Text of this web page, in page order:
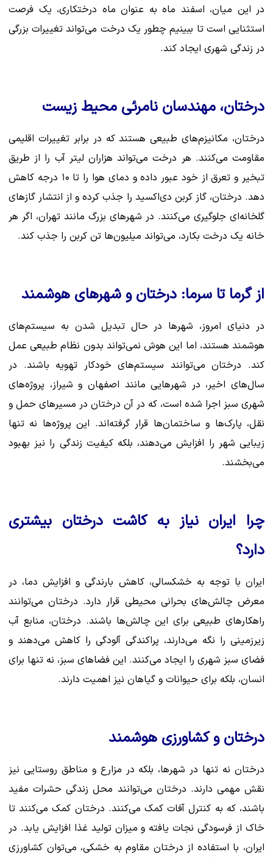
در این میان، اسفند ماه به عنوان ماه درختکاری، یک فرصت
استثنایی است تا ببینیم چطور یک درخت می‌تواند تغییرات بزرگی
در زندگی شهری ایجاد کند.
درختان، مهندسان نامرئی محیط زیست
درختان، مکانیزم‌های طبیعی هستند که در برابر تغییرات اقلیمی
مقاومت می‌کنند. هر درخت می‌تواند هزاران لیتر آب را از طریق
تبخیر و تعرق از خود عبور داده و دمای هوا را تا ۱۰ درجه کاهش
دهد. درختان، گاز کربن دی‌اکسید را جذب کرده و از انتشار گازهای
گلخانه‌ای جلوگیری می‌کنند. در شهرهای بزرگ مانند تهران، اگر هر
خانه یک درخت بکارد، می‌تواند میلیون‌ها تن کربن را جذب کند.
از گرما تا سرما: درختان و شهرهای هوشمند
در دنیای امروز، شهرها در حال تبدیل شدن به سیستم‌های
هوشمند هستند، اما این هوش نمی‌تواند بدون نظام طبیعی عمل
کند. درختان می‌توانند سیستم‌های خودکار تهویه باشند. در
سال‌های اخیر، در شهرهایی مانند اصفهان و شیراز، پروژه‌های
شهری سبز اجرا شده است، که در آن درختان در مسیرهای حمل و
نقل، پارک‌ها و ساختمان‌ها قرار گرفته‌اند. این پروژه‌ها نه تنها
زیبایی شهر را افزایش می‌دهند، بلکه کیفیت زندگی را نیز بهبود
می‌بخشند.
چرا ایران نیاز به کاشت درختان بیشتری
دارد؟
ایران با توجه به خشکسالی، کاهش بارندگی و افزایش دما، در
معرض چالش‌های بحرانی محیطی قرار دارد. درختان می‌توانند
راهکارهای طبیعی برای این چالش‌ها باشند. درختان، منابع آب
زیرزمینی را نگه می‌دارند، پراکندگی آلودگی را کاهش می‌دهند و
فضای سبز شهری را ایجاد می‌کنند. این فضاهای سبز، نه تنها برای
انسان، بلکه برای حیوانات و گیاهان نیز اهمیت دارند.
درختان و کشاورزی هوشمند
درختان نه تنها در شهرها، بلکه در مزارع و مناطق روستایی نیز
نقش مهمی دارند. درختان می‌توانند محل زندگی حشرات مفید
باشند، که به کنترل آفات کمک می‌کنند. درختان کمک می‌کنند تا
خاک از فرسودگی نجات یافته و میزان تولید غذا افزایش یابد. در
ایران، با استفاده از درختان مقاوم به خشکی، می‌توان کشاورزی